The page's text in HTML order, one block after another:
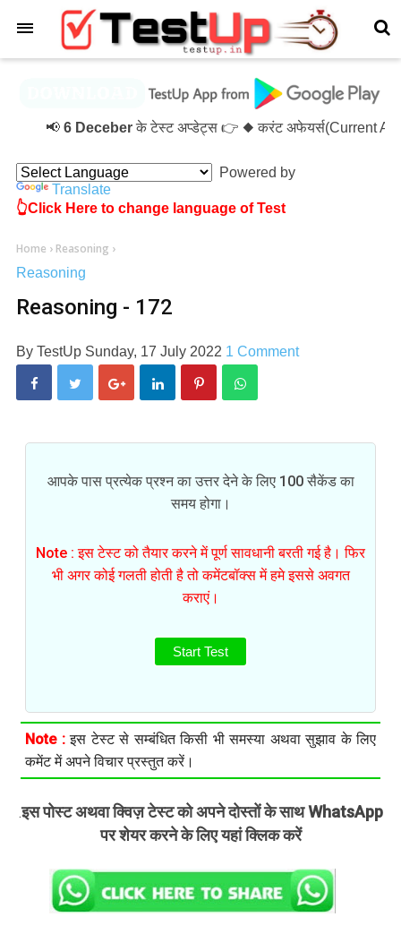
6 Deceberके टेस्ट अप्डेट्स 👉 ◆ करंट अफेयर्स(Current
Powered by
Translate
👆Click Here to change language of Test
Home › Reasoning ›
Reasoning
Reasoning - 172
By TestUp Sunday, 17 July 2022 1 Comment
आपके पास प्रत्येक प्रश्न का उत्तर देने के लिए 100 सैकेंड का
समय होगा।
Note : इस टेस्ट को तैयार करने में पूर्ण सावधानी बरती गई है। फिर
भी अगर कोई गलती होती है तो कमेंटबॉक्स में हमे इससे अवगत
कराएं।
Start Test
Note :इस टेस्ट से सम्बंधित किसी भी समस्या अथवा सुझाव के लिए
कमेंट में अपने विचार प्रस्तुत करें।
.इस पोस्ट अथवा क्विज़ टेस्ट को अपने दोस्तों के साथ WhatsApp
पर शेयर करने के लिए यहां क्लिक करें